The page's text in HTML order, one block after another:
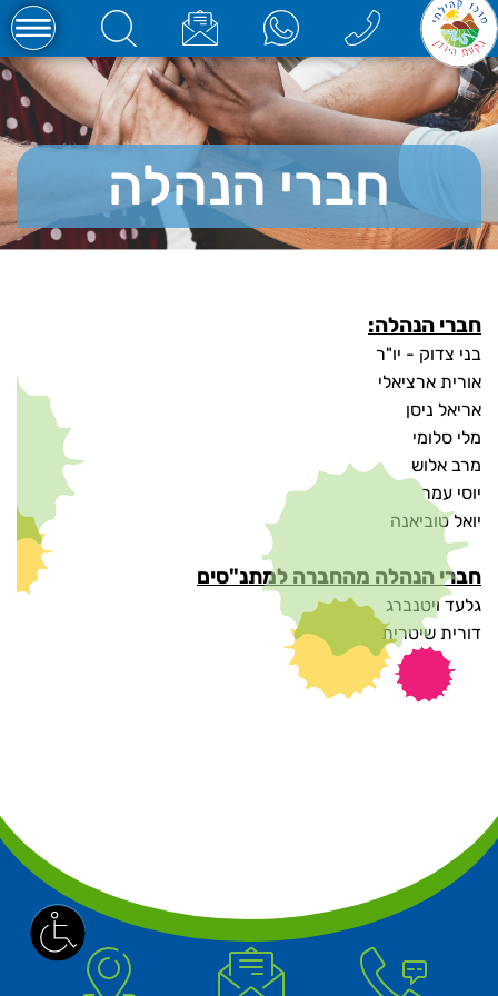
חברי הנהלה
חברי הנהלה:
בני צדוק - יו"ר
אורית ארציאלי
אריאל ניסן
מלי סלומי
מרב אלוש
יוסי עמר
יואל טוביאנה
חברי הנהלה מהחברה למתנ"סים
גלעד ויטנברג
דורית שיטרית